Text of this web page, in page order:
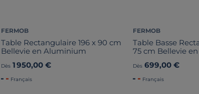
FERMOB
Table Rectangulaire 196 x 90 cm
Bellevie en Aluminium
Dès 1 950,00 €
Français
FERMOB
Table Basse
75 cm Bellevie
Dès 699,00 €
Français